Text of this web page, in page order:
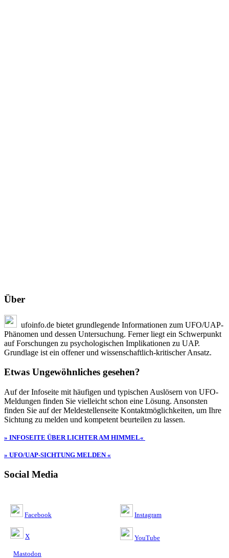
Über
ufoinfo.de bietet grundlegende Informationen zum UFO/UAP-
Phänomen und dessen Untersuchung. Ferner liegt ein Schwerpunkt
auf Forschungen zu psychologischen Implikationen zu UAP.
Grundlage ist ein offener und wissenschaftlich-kritischer Ansatz.
Etwas Ungewöhnliches gesehen?
Auf der Infoseite mit häufigen und typischen Auslösern von UFO-
Meldungen finden Sie vielleicht schon eine Lösung. Ansonsten
finden Sie auf der Meldestellenseite Kontaktmöglichkeiten, um Ihre
Sichtung zu melden und kompetent beurteilen zu lassen.
» INFOSEITE ÜBER LICHTER AM HIMMEL«
» UFO/UAP-SICHTUNG MELDEN «
Social Media
Facebook
X
Mastodon
Instagram
YouTube